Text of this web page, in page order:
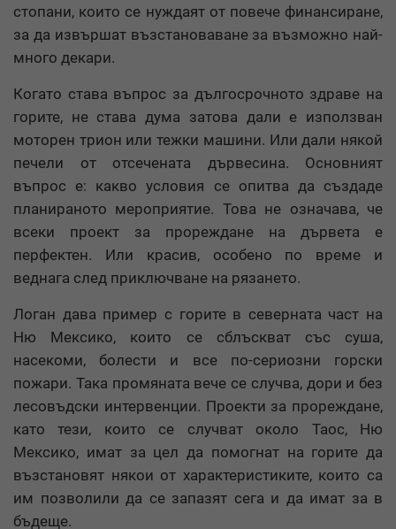
стопани, които се нуждаят от повече финансиране,
за да извършат възстановаване за възможно най-
много декари.
Когато става въпрос за дългосрочното здраве на
горите, не става дума затова дали е използван
моторен трион или тежки машини. Или дали някой
печели от отсечената дървесина. Основният
въпрос е: какво условия се опитва да създаде
планираното мероприятие. Това не означава, че
всеки проект за прореждане на дървета е
перфектен. Или красив, особено по време и
веднага след приключване на рязането.
Логан дава пример с горите в северната част на
Ню Мексико, които се сблъскват със суша,
насекоми, болести и все по-сериозни горски
пожари. Така промяната вече се случва, дори и без
лесовъдски интервенции. Проекти за прореждане,
като тези, които се случват около Таос, Ню
Мексико, имат за цел да помогнат на горите да
възстановят някои от характеристиките, които са
им позволили да се запазят сега и да имат за в
бъдеще.